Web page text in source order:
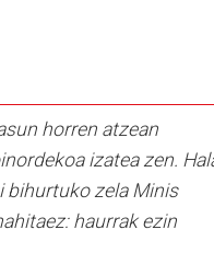
horren atzean
izatea zen.
bihurtuko zela Minis
haurrak ezin